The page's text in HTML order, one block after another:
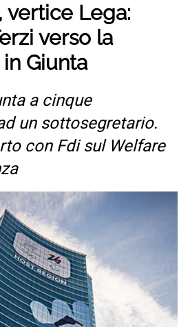
vertice Lega:
verso la
Giunta
a cinque
un sottosegretario.
con Fdi sul Welfare